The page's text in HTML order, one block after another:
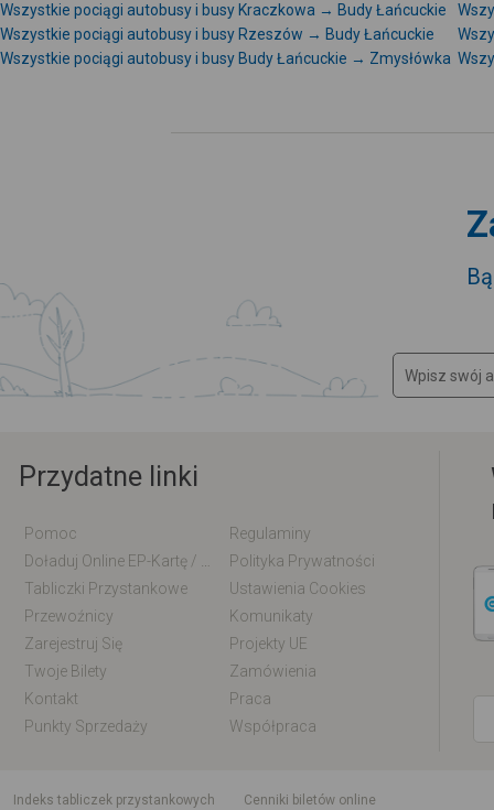
Wszystkie pociągi autobusy i busy Kraczkowa → Budy Łańcuckie
Wszystkie pociągi autobusy i busy Rzeszów → Budy Łańcuckie
Wszystkie pociągi autobusy i busy Budy Łańcuckie → Zmysłówka
Przydatne linki
Pomoc
Regulaminy
Polityka Prywatności
Tabliczki Przystankowe
Ustawienia Cookies
Przewoźnicy
Komunikaty
Zarejestruj Się
Projekty UE
Twoje Bilety
Zamówienia
Kontakt
Praca
Punkty Sprzedaży
Współpraca
indeks tabliczek przystankowych
Cenniki biletów online